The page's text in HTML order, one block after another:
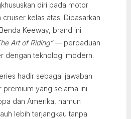
diri pada motor
kelas atas. Dipasarkan
Keeway, brand ini
Art of Riding”— perpaduan
dengan teknologi modern.
hadir sebagai jawaban
premium yang selama ini
dan Amerika, namun
lebih terjangkau tanpa